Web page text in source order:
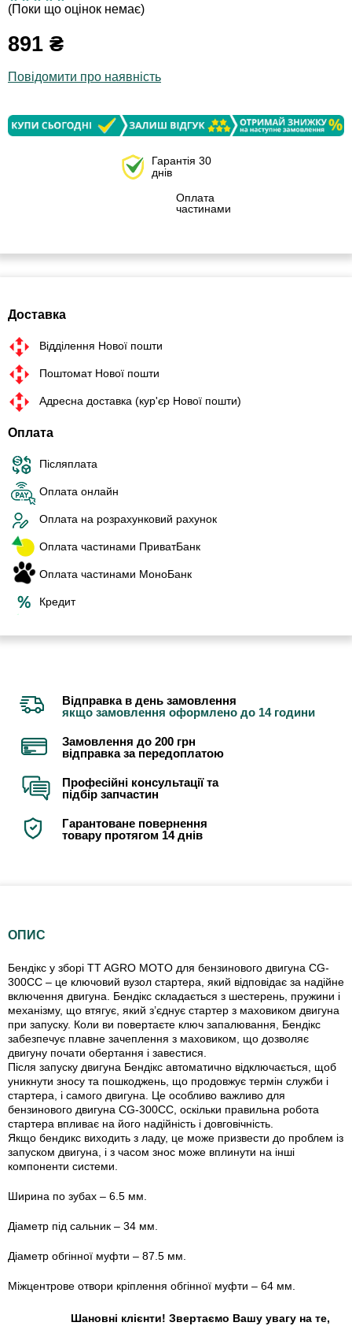
(Поки що оцінок немає)
891 ₴
Повідомити про наявність
Гарантія 30
днів
Оплата
частинами
Доставка
Відділення Нової пошти
Поштомат Нової пошти
Адресна доставка (кур'єр Нової пошти)
Оплата
Післяплата
Оплата онлайн
Оплата на розрахунковий рахунок
Оплата частинами ПриватБанк
Оплата частинами МоноБанк
Кредит
Відправка в день замовлення
якщо замовлення оформлено до 14 години
Замовлення до 200 грн
відправка за передоплатою
Професійні консультації та
підбір запчастин
Гарантоване повернення
товару протягом 14 днів
ОПИС
Бендікс у зборі TT AGRO MOTO для бензинового двигуна CG-
300CC – це ключовий вузол стартера, який відповідає за надійне
включення двигуна. Бендікс складається з шестерень, пружини і
механізму, що втягує, який з’єднує стартер з маховиком двигуна
при запуску. Коли ви повертаєте ключ запалювання, Бендікс
забезпечує плавне зачеплення з маховиком, що дозволяє
двигуну почати обертання і завестися.
Після запуску двигуна Бендікс автоматично відключається, щоб
уникнути зносу та пошкоджень, що продовжує термін служби і
стартера, і самого двигуна. Це особливо важливо для
бензинового двигуна CG-300CC, оскільки правильна робота
стартера впливає на його надійність і довговічність.
Якщо бендикс виходить з ладу, це може призвести до проблем із
запуском двигуна, і з часом знос може вплинути на інші
компоненти системи.
Ширина по зубах – 6.5 мм.
Діаметр під сальник – 34 мм.
Діаметр обгінної муфти – 87.5 мм.
Міжцентрове отвори кріплення обгінної муфти – 64 мм.
Шановні клієнти! Звертаємо Вашу увагу на те,